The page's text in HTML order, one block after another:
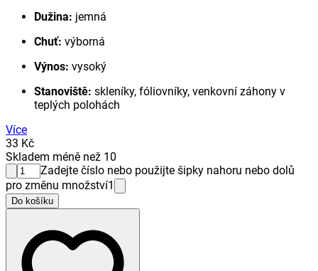
Dužina: jemná
Chuť: výborná
Výnos: vysoký
Stanoviště: skleníky, fóliovníky, venkovní záhony v
teplých polohách
Více
33 Kč
Skladem méně než 10
Zadejte číslo nebo použijte šipky nahoru nebo dolů
pro změnu množství1
Do košíku